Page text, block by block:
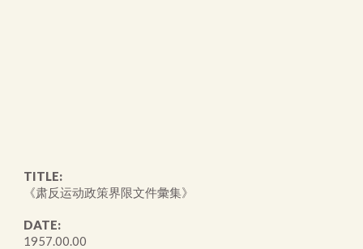
TITLE:
《肃反运动政策界限文件彙集》
DATE:
1957.00.00